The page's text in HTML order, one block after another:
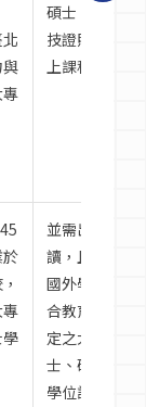
碩士、博士或
技證照（6 個
上課程）
並需出國全時
讀，且所就讀
國外學校必須
合教育部採認
定之大學院校
士、碩士或博
學位課程。